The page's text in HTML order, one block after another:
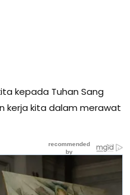
kepada Tuhan Sang
kerja kita dalam merawat